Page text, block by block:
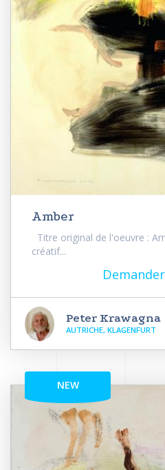
Amber
Titre original de l'oeuvre :
créatif...
Peter Krawagna
AUTRICHE, KLAGENFURT
NEW